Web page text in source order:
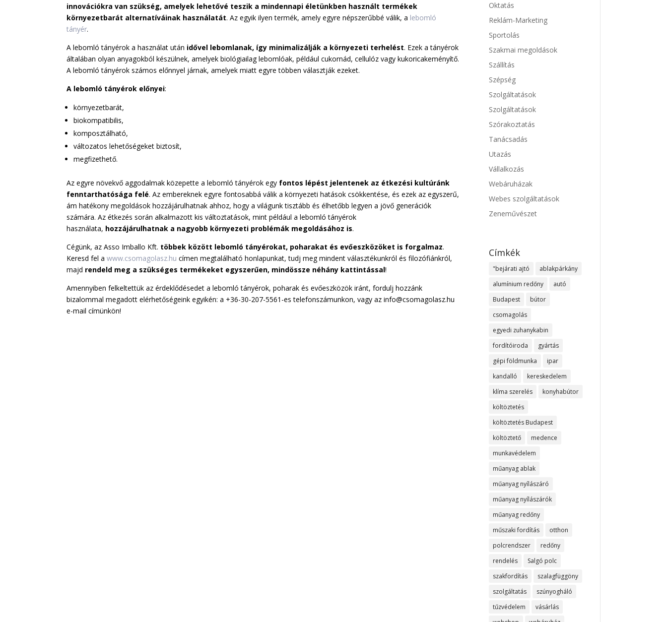
innovációkra van szükség, amelyek lehetővé teszik a mindennapi életünkben használt termékek
környezetbarát alternatíváinak használatát. Az egyik ilyen termék, amely egyre népszerűbbé válik, a lebomló
tányér.
A lebomló tányérok a használat után idővel lebomlanak, így minimalizálják a környezeti terhelést. Ezek a tányérok
általában olyan anyagokból készülnek, amelyek biológiailag lebomlóak, például cukornád, cellulóz vagy kukoricakeményítő.
A lebomló tányérok számos előnnyel járnak, amelyek miatt egyre többen választják ezeket.
A lebomló tányérok előnyei:
környezetbarát,
biokompatibilis,
komposztálható,
változatos lehetőségeket biztosít,
megfizethető.
Az egyre növekvő aggodalmak közepette a lebomló tányérok egy fontos lépést jelentenek az étkezési kultúránk
fenntarthatósága felé. Az embereknek egyre fontosabbá válik a környezeti hatások csökkentése, és ezek az egyszerű,
ám hatékony megoldások hozzájárulhatnak ahhoz, hogy a világunk tisztább és élhetőbb legyen a jövő generációk
számára. Az étkezés során alkalmazott kis változtatások, mint például a lebomló tányérok
használata, hozzájárulhatnak a nagyobb környezeti problémák megoldásához is.
Cégünk, az Asso Imballo Kft. többek között lebomló tányérokat, poharakat és evőeszközöket is forgalmaz.
Keresd fel awww.csomagolasz.hu címen megtalálható honlapunkat, tudj meg mindent választékunkról és filozófiánkról,
majd rendeld meg a szükséges termékeket egyszerűen, mindössze néhány kattintással!
Amennyiben felkeltettük az érdeklődésedet a lebomló tányérok, poharak és evőeszközök iránt, fordulj hozzánk
bizalommal megadott elérhetőségeink egyikén: a +36-30-207-5561-es telefonszámunkon, vagy az info@csomagolasz.hu
e-mail címünkön!
Oktatás
Reklám-Marketing
Sportolás
Szakmai megoldások
Szállítás
Szépség
Szolgáltatások
Szolgáltatások
Szórakoztatás
Tanácsadás
Utazás
Vállalkozás
Webáruházak
Webes szolgáltatások
Zeneművészet
Címkék
"bejárati ajtó
ablakpárkány
alumínium redőny
autó
Budapest
bútor
csomagolás
egyedi zuhanykabin
fordítóiroda
gyártás
gépi földmunka
ipar
kandalló
kereskedelem
klíma szerelés
konyhabútor
költöztetés
költöztetés Budapest
költöztető
medence
munkavédelem
műanyag ablak
műanyag nyílászáró
műanyag nyílászárók
műanyag redőny
műszaki fordítás
otthon
polcrendszer
redőny
rendelés
Salgó polc
szakfordítás
szalagfüggöny
szolgáltatás
szúnyogháló
tűzvédelem
vásárlás